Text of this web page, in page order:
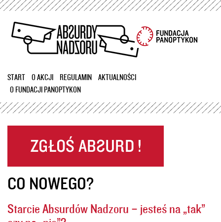
Przejdź
treści
START O AKCJI REGULAMIN
AKTUALNOŚCI
O FUNDACJI PANOPTYKON
CO NOWEGO?
Starcie Absurdów Nadzoru – jesteś na „tak”